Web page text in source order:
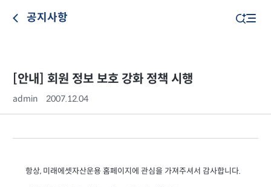
공지사항
[안내] 회원 정보 보호 강화 정책 시행
admin 2007.12.04
항상, 미래에셋자산운용 홈페이지에 관심을 가져주셔서 감사합니다.